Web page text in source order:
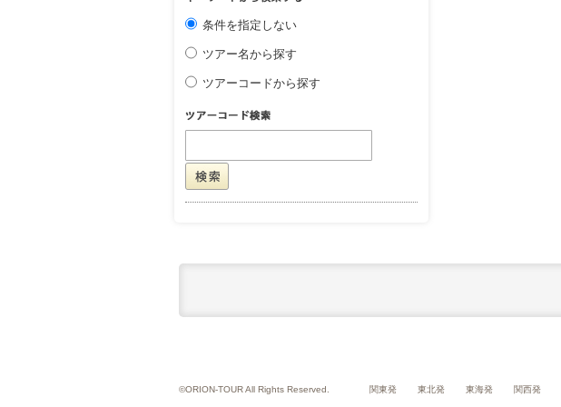
条件を指定しない
ツアー名から探す
ツアーコードから探す
©ORION-TOUR All Rights Reserved. 関東発 東北発 東海発 関西発